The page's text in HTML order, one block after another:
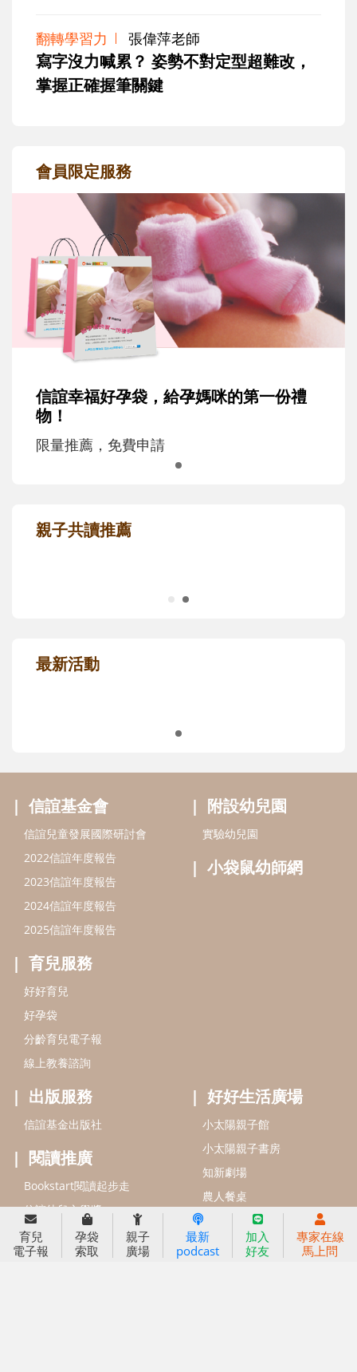
翻轉學習力 張偉萍老師
寫字沒力喊累？ 姿勢不對定型超難改，
掌握正確握筆關鍵
會員限定服務
信誼幸福好孕袋，給孕媽咪的第一份禮
物！
限量推薦，免費申請
親子共讀推薦
最新活動
信誼基金會
信誼兒童發展國際研討會
2022信誼年度報告
2023信誼年度報告
2024信誼年度報告
2025信誼年度報告
育兒服務
好好育兒
好孕袋
分齡育兒電子報
線上教養諮詢
附設幼兒園
實驗幼兒園
小袋鼠幼師網
出版服務
信誼基金出版社
閱讀推廣
Bookstart閱讀起步走
信誼幼兒文學獎
信誼兒童動畫獎
小袋鼠說故事劇團
好好生活廣場
小太陽親子館
小太陽親子書房
知新劇場
農人餐桌
Green & Safe
育兒
電子報
孕袋
索取
親子
廣場
最新
podcast
加入
好友
專家在線
馬上問